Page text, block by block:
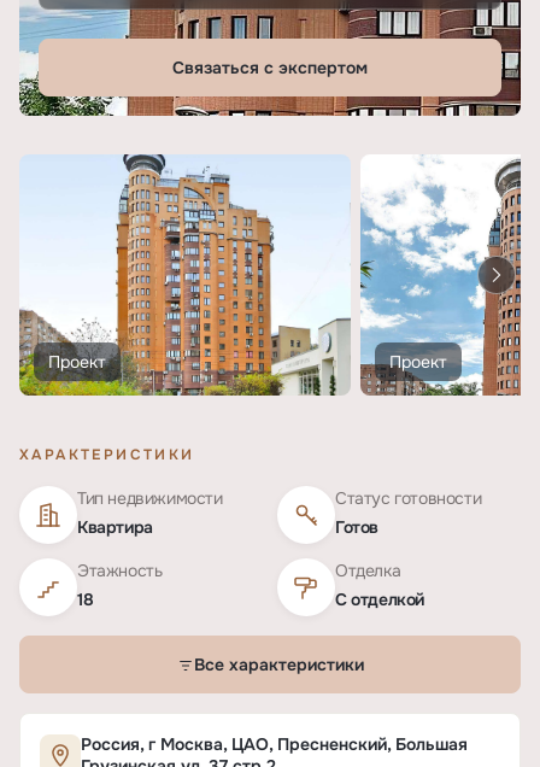
Связаться с экспертом
Проект Проект
ХАРАКТЕРИСТИКИ
Тип недвижимости
Квартира
Статус готовности
Готов
Этажность
18
Отделка
С отделкой
Все характеристики
Характеристики ЖК «Большая Грузинская, 37
Россия, г Москва, ЦАО, Пресненский, Большая